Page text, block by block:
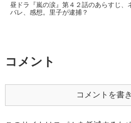
昼ドラ『嵐の涙』第４２話のあらすじ、
バレ、感想。里子が逮捕？
コメント
コメントを書